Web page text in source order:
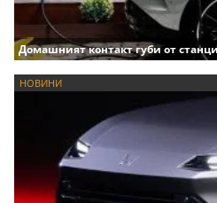
Домашният контакт губи от
НОВИНИ